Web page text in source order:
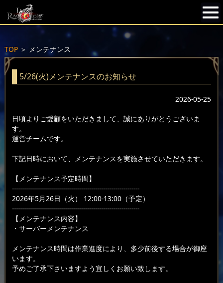
TOP＞ メンテナンス
5/26(火)メンテナンスのお知らせ
2026-05-25
日頃よりご愛顧をいただきまして、誠にありがとうございま
す。
運営チームです。
下記日時において、メンテナンスを実施させていただきます。
【メンテナンス予定時間】
----------------------------------------------------------------
2026年5月26日（火） 12:00-13:00（予定）
----------------------------------------------------------------
【メンテナンス内容】
・サーバーメンテナンス
メンテナンス時間は作業進度により、多少前後する場合が御座
います。
予めご了承下さいますよう宜しくお願い致します。